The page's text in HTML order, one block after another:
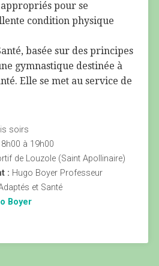
pour se
condition physique
basée sur des principes
gymnastique destinée à
Elle se met au service de
soirs
à 19h00
de Louzole (Saint Apollinaire)
: Hugo Boyer Professeur
et Santé
Boyer